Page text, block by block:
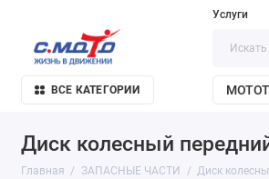
Услуги
ВСЕ КАТЕГОРИИ
Диск колесный
Главная ЗАПАСНЫЕ ЧАСТИ Диск